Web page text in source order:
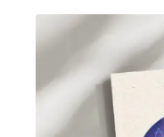
variations.
peuvent
être